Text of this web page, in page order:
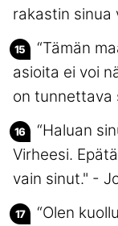
rakastin sinua
“Tämän
asioita ei voi
on tunnettava
“Haluan
Virheesi.
vain sinut." -
“Olen